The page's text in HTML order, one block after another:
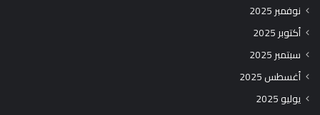
نوفمبر 2025
أكتوبر 2025
سبتمبر 2025
أغسطس 2025
يوليو 2025